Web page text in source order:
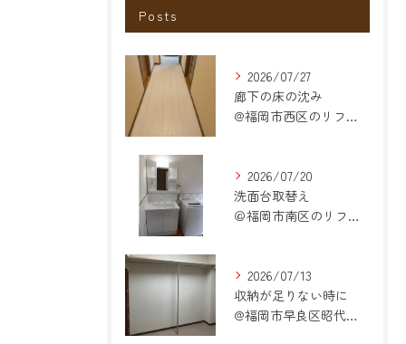
Posts
2026/07/27
廊下の床の沈み
@福岡市西区のリフォーム
2026/07/20
洗面台取替え
＠福岡市南区のリフォーム
2026/07/13
収納が足りない時に
@福岡市早良区昭代のリフォーム